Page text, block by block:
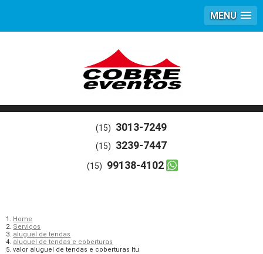
MENU
(15) 3013-7249
(15) 3239-7447
(15) 99138-4102
Home
Serviços
aluguel de tendas
aluguel de tendas e coberturas
valor aluguel de tendas e coberturas Itu